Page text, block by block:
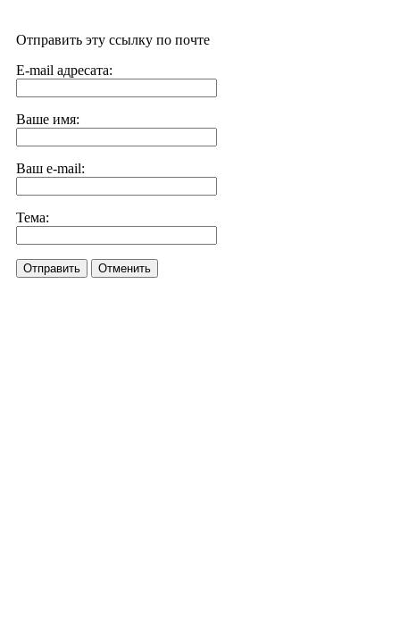
Отправить эту ссылку по почте
E-mail адресата:
Ваше имя:
Ваш e-mail:
Тема:
Отправить Отменить